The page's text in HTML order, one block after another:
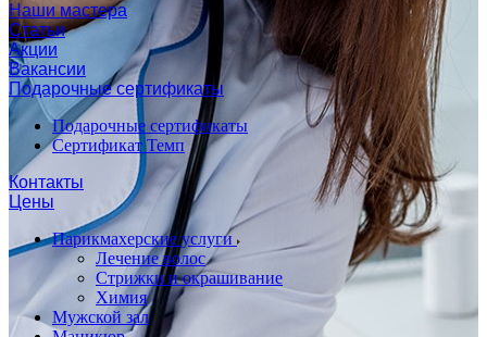
Наши мастера
Статьи
Акции
Вакансии
Подарочные сертификаты
Подарочные сертификаты
Сертификат Темп
Контакты
Цены
Парикмахерские услуги
Лечение волос
Стрижки и окрашивание
Химия
Мужской зал